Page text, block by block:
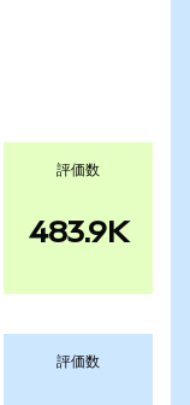
評価数
483.9K
評価数